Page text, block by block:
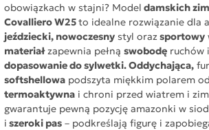
obowiązkach w stajni? Model damskich
Covalliero W25to idealne rozwiązanie dla
jeździecki, nowoczesny styl orazsportowy
materiałzapewnia pełną swobodę ruchów
dopasowanie do sylwetki. Oddychająca,
softshellowa podszyta miękkim polarem
termoaktywna i chroni przed wiatrem i
gwarantuje pewną pozycję amazonki w
i szeroki pas – podkreślają figurę i